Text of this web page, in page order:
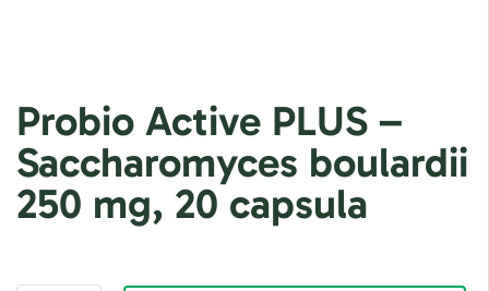
Probio Active PLUS –
Saccharomyces boulardii
250 mg, 20 capsula